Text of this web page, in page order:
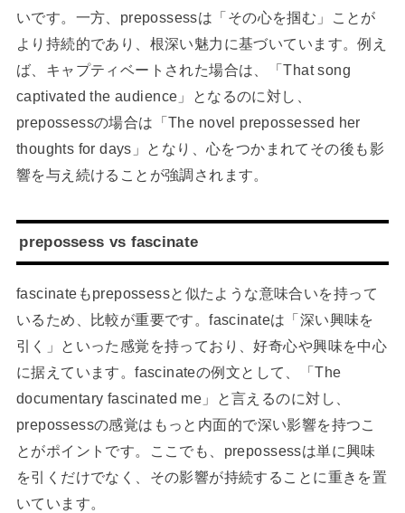
いです。一方、prepossessは「その心を掴む」ことが
より持続的であり、根深い魅力に基づいています。例え
ば、キャプティベートされた場合は、「That song
captivated the audience」となるのに対し、
prepossessの場合は「The novel prepossessed her
thoughts for days」となり、心をつかまれてその後も影
響を与え続けることが強調されます。
prepossess vs fascinate
fascinateもprepossessと似たような意味合いを持って
いるため、比較が重要です。fascinateは「深い興味を
引く」といった感覚を持っており、好奇心や興味を中心
に据えています。fascinateの例文として、「The
documentary fascinated me」と言えるのに対し、
prepossessの感覚はもっと内面的で深い影響を持つこ
とがポイントです。ここでも、prepossessは単に興味
を引くだけでなく、その影響が持続することに重きを置
いています。